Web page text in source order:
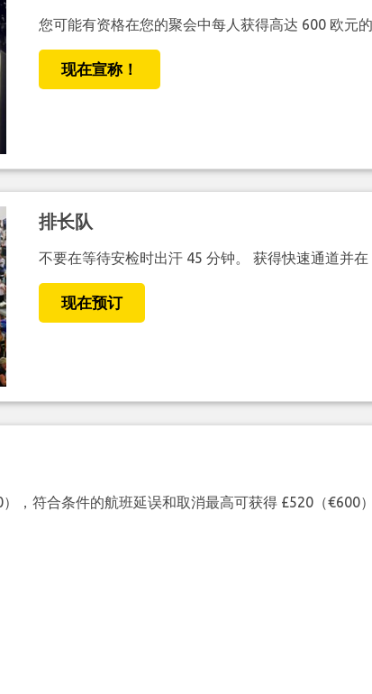
您可能有资格在您的聚会中每人获得高达 600 欧元
现在宣称！
排长队
不要在等待安检时出汗 45 分钟。 获得快速通道并
现在预订
，符合条件的航班延误和取消最高可获得 £520（€600